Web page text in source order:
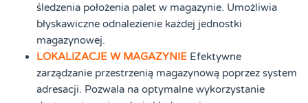
śledzenia położenia palet w magazynie. Umożliwia
błyskawiczne odnalezienie każdej jednostki
magazynowej.
LOKALIZACJE W MAGAZYNIE Efektywne
zarządzanie przestrzenią magazynową poprzez system
adresacji. Pozwala na optymalne wykorzystanie